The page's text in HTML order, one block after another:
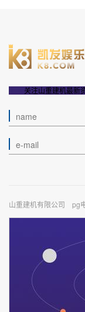
关注山重建机最新
山重建机有限公司 pg